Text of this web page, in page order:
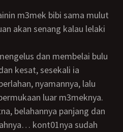
akan senang kalau lelaki
kesat, sesekali ia
nyamannya, lalu
luar m3meknya.
belahannya panjang dan
kont01nya sudah